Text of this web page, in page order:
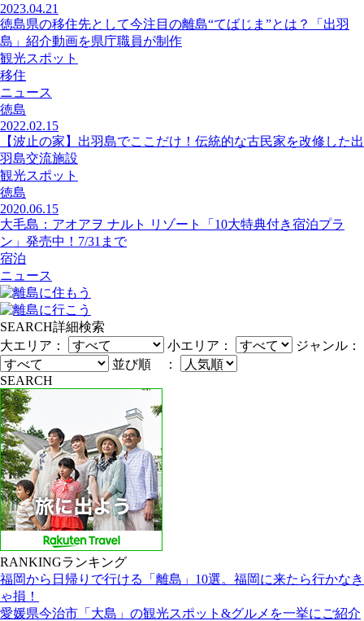
2023.04.21
徳島県の移住先として今注目の離島“てばじま”とは？「出羽
島」紹介動画を県庁職員が制作
観光スポット
移住
ニュース
徳島
2022.02.15
【波止の家】出羽島でここだけ！伝統的な古民家を改修した出
羽島交流施設
観光スポット
徳島
2020.06.15
大毛島：アオアヲ ナルト リゾート「10大特典付き宿泊プラ
ン」発売中！7/31まで
宿泊
ニュース
SEARCH詳細検索
大エリア：
小エリア：
ジャンル：
並び順 ：
SEARCH
RANKINGランキング
福岡から日帰りで行ける「離島」10選。福岡に来たら行かなき
ゃ損！
愛媛県今治市「大島」の観光スポット&グルメを一挙にご紹介